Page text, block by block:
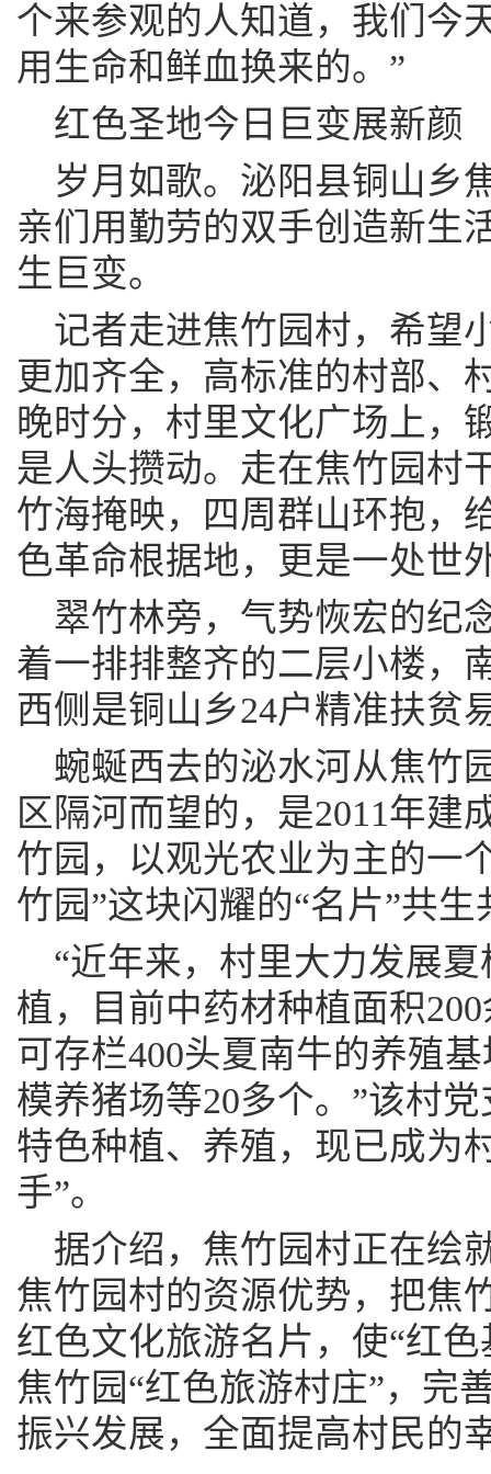
个来参观的人知道，我们今
用生命和鲜血换来的。”
红色圣地今日巨变展新颜
岁月如歌。泌阳县铜山乡
亲们用勤劳的双手创造新生
生巨变。
记者走进焦竹园村，希望
更加齐全，高标准的村部、
晚时分，村里文化广场上，
是人头攒动。走在焦竹园村
竹海掩映，四周群山环抱，
色革命根据地，更是一处世
翠竹林旁，气势恢宏的纪
着一排排整齐的二层小楼，
西侧是铜山乡24户精准扶贫
蜿蜒西去的泌水河从焦竹
区隔河而望的，是2011年建
竹园，以观光农业为主的一
竹园”这块闪耀的“名片”共生
“近年来，村里大力发展
植，目前中药材种植面积
可存栏400头夏南牛的养殖
模养猪场等20多个。”该村
特色种植、养殖，现已成为
手”。
据介绍，焦竹园村正在绘
焦竹园村的资源优势，把焦
红色文化旅游名片，使“红
焦竹园“红色旅游村庄”，完
振兴发展，全面提高村民的